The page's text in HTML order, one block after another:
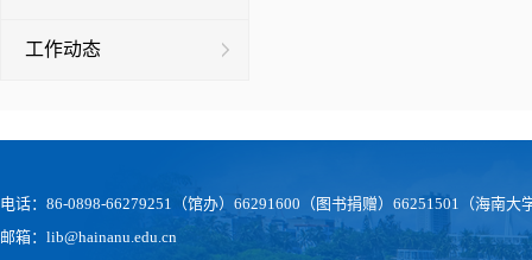
工作动态
电话：86-0898-66279251（馆办）66291600（图书捐赠）66251501（海南大
邮箱：lib@hainanu.edu.cn